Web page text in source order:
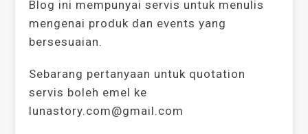
Blog ini mempunyai servis untuk menulis
mengenai produk dan events yang
bersesuaian.
Sebarang pertanyaan untuk quotation
servis boleh emel ke
lunastory.com@gmail.com